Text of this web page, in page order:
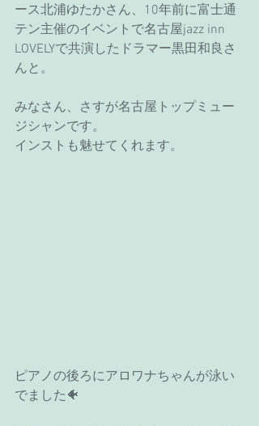
ース北浦ゆたかさん、10年前に富士通
テン主催のイベントで名古屋jazz inn
LOVELYで共演したドラマー黒田和良さ
んと。
みなさん、さすが名古屋トップミュー
ジシャンです。
インストも魅せてくれます。
ピアノの後ろにアロワナちゃんが泳い
でました🐠